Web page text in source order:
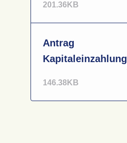
201.36KB
Antrag
Kapitaleinzahlung
146.38KB